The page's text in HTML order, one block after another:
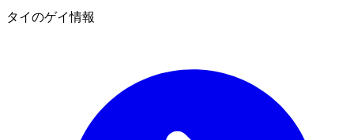
タイのゲイ情報